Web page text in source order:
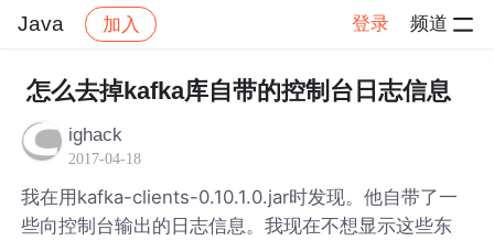
Java 加入 登录 频道
社区 Java 帖子详情
怎么去掉kafka库自带的控制台日志信息
ighack
2017-04-18
我在用kafka-clients-0.10.1.0.jar时发现。他自带了一
些向控制台输出的日志信息。我现在不想显示这些东